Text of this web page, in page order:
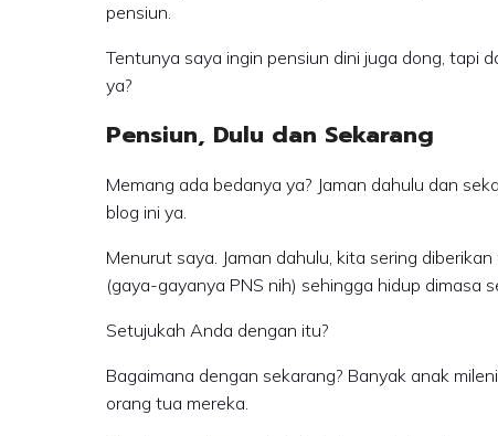
pensiun.
Tentunya saya ingin pensiun dini juga dong, tapi
ya?
Pensiun, Dulu dan Sekarang
Memang ada bedanya ya? Jaman dahulu dan
blog ini ya.
Menurut saya. Jaman dahulu, kita sering
(gaya-gayanya PNS nih) sehingga hidup dimasa
Setujukah Anda dengan itu?
Bagaimana dengan sekarang? Banyak anak
orang tua mereka.